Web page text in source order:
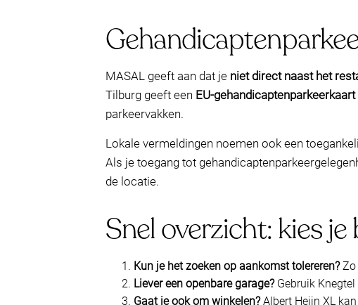
MASAL geeft aan dat je niet direct naast het
Tilburg geeft een EU-gehandicaptenparkeerkaart
parkeervakken.
Lokale vermeldingen noemen ook een
Als je toegang tot
de locatie.
Snel overzicht: kies
Kun je het zoeken op aankomst tolereren?Zo
Liever een openbare garage?Gebruik Knegtel
Gaat je ook om winkelen?Albert Heijn XL